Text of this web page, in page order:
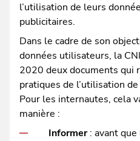
l’utilisation de leurs
publicitaires.
Dans le cadre de son
données utilisateurs, la
2020 deux documents qui
pratiques de l’utilisation
Pour les internautes, cela
manière :
Informer: avant que